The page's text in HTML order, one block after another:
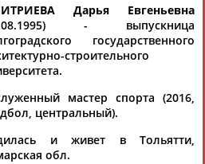
Расширенный поиск
Дарья Евгеньевна
- выпускница
государственного
строительного
мастер спорта (2016,
центральный).
и живет в Тольятти,
обл.